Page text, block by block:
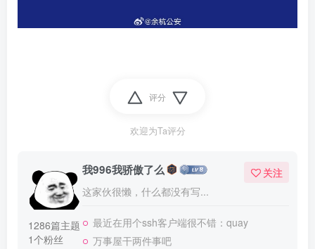
评分
欢迎为Ta评分
1286篇主题
1个粉丝
我996我骄傲了么
这家伙很懒，什么都没有写...
关注
最近在用个ssh客户端很不错：quay
万事屋干两件事吧